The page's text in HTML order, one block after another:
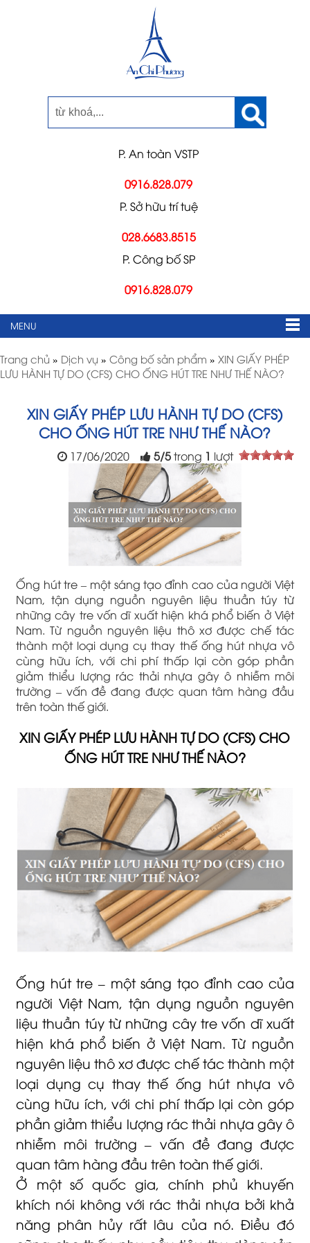
P. An toàn VSTP
0916.828.079
P. Sở hữu trí tuệ
028.6683.8515
P. Công bố SP
0916.828.079
MENU
Trang chủ » Dịch vụ » Công bố sản phẩm » XIN GIẤY PHÉP
LƯU HÀNH TỰ DO (CFS) CHO ỐNG HÚT TRE NHƯ THẾ NÀO?
XIN GIẤY PHÉP LƯU HÀNH TỰ DO (CFS)
CHO ỐNG HÚT TRE NHƯ THẾ NÀO?
17/06/2020 5/5trong 1 lượt
Ống hút tre – một sáng tạo đỉnh cao của người Việt
Nam, tận dụng nguồn nguyên liệu thuần túy từ
những cây tre vốn dĩ xuất hiện khá phổ biến ở Việt
Nam. Từ nguồn nguyên liệu thô xơ được chế tác
thành một loại dụng cụ thay thế ống hút nhựa vô
cùng hữu ích, với chi phí thấp lại còn góp phần
giảm thiểu lượng rác thải nhựa gây ô nhiễm môi
trường – vấn đề đang được quan tâm hàng đầu
trên toàn thế giới.
XIN GIẤY PHÉP LƯU HÀNH TỰ DO (CFS) CHO
ỐNG HÚT TRE NHƯ THẾ NÀO?
Ống hút tre – một sáng tạo đỉnh cao của
người Việt Nam, tận dụng nguồn nguyên
liệu thuần túy từ những cây tre vốn dĩ xuất
hiện khá phổ biến ở Việt Nam. Từ nguồn
nguyên liệu thô xơ được chế tác thành một
loại dụng cụ thay thế ống hút nhựa vô
cùng hữu ích, với chi phí thấp lại còn góp
phần giảm thiểu lượng rác thải nhựa gây ô
nhiễm môi trường – vấn đề đang được
quan tâm hàng đầu trên toàn thế giới.
Ở một số quốc gia, chính phủ khuyến
khích nói không với rác thải nhựa bởi khả
năng phân hủy rất lâu của nó. Điều đó